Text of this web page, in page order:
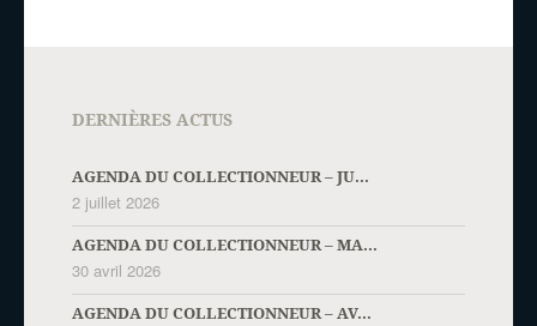
DERNIÈRES ACTUS
AGENDA DU COLLECTIONNEUR – JU...
2 juillet 2026
AGENDA DU COLLECTIONNEUR – MA...
30 avril 2026
AGENDA DU COLLECTIONNEUR – AV...